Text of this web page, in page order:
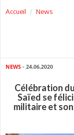
Accueil News
NEWS - 24.06.2020
Célébration
Saïed se
militaire et